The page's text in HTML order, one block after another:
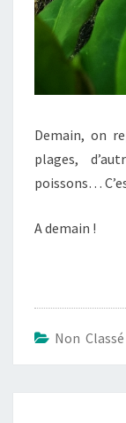
Demain, on
plages,
poissons…
A demain !
Non Classé